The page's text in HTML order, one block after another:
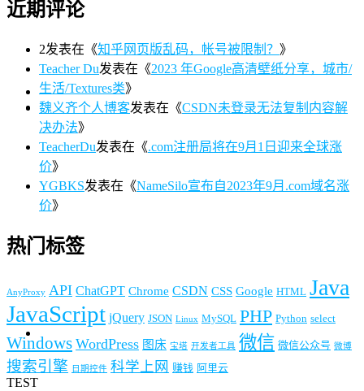
近期评论
2发表在《知乎网页版乱码，帐号被限制？ 》
Teacher Du发表在《2023 年Google高清壁纸分享，城市/
生活/Textures类》
魏义齐个人博客发表在《CSDN未登录无法复制内容解
决办法》
TeacherDu发表在《.com注册局将在9月1日迎来全球涨
价》
YGBKS发表在《NameSilo宣布自2023年9月.com域名涨
价》
热门标签
AnyProxy API ChatGPT Chrome CSDN CSS Google HTML Java
JavaScript jQuery JSON Linux MySQL PHP Python select
Windows WordPress 图床 宝塔 开发者工具 微信 微信公众号 微博
搜索引擎 日期控件 科学上网 赚钱 阿里云
TEST